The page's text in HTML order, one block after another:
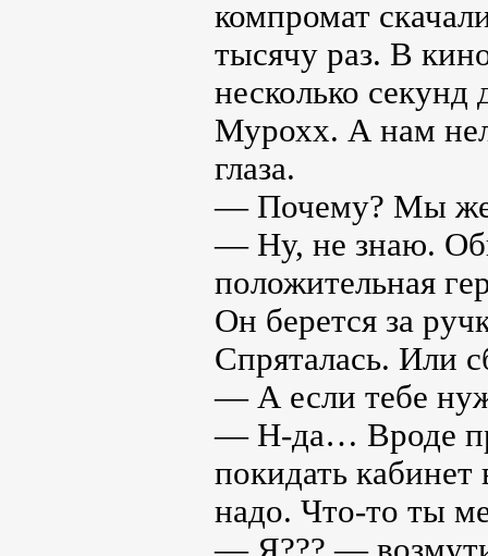
компромат
тысячу раз. В
несколько секунд
Мурохх. А нам
глаза.
— Почему? Мы же
— Ну, не знаю.
положительная
Он берется за
Спряталась. Или
— А если тебе
— Н-да… Вроде
покидать
надо. Что-то ты